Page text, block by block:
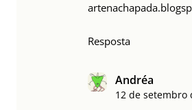
Resposta
Andréa
12 de setembro